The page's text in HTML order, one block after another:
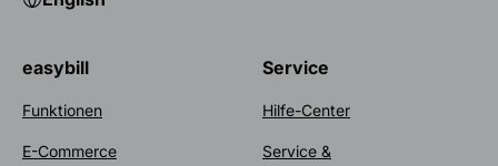
easybill
Funktionen
E-Commerce
Service
Hilfe-Center
Service &